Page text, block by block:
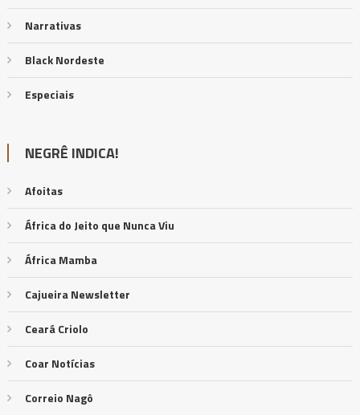
Narrativas
Black Nordeste
Especiais
NEGRÊ INDICA!
Afoitas
África do Jeito que Nunca Viu
África Mamba
Cajueira Newsletter
Ceará Criolo
Coar Notícias
Correio Nagô